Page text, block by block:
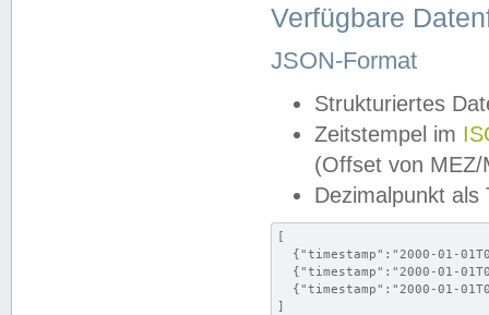
Verfügbare
JSON-Format
Strukturiertes
Zeitstempel im
(Offset von MEZ/
Dezimalpunkt als
[
{"timestamp":"2000-01-
{"timestamp":"2000-01-
{"timestamp":"2000-01-
]